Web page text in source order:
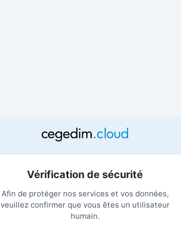
Vérification de sécurité
Afin de protéger nos services et vos données,
veuillez confirmer que vous êtes un utilisateur
humain.